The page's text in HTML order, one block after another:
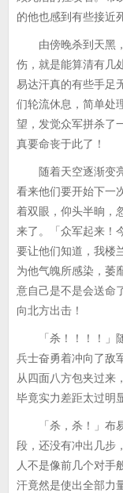
的他也感到有些接近
由傍晚杀到天黑，
伤，就是能算清有几
易达汗真的有些手足
们轮流休息，简单处
望，发觉众军拼杀了
真要命丧于此了！
随着天空逐渐变亮
看来他们要开始下一
着双眼，仰头半晌，
来了。「众军起来！
要让他们知道，我楼
为他气魄所感染，萎
意自己是不是会送命
向北方出击！
「杀！！！！」随
兵士奋勇着冲向了敌
从四面八方包夹过来
毕竟实力差距太过明
「杀，杀！」布易
段，还没有冲出几步
人不是像前几个对手
汗竟然是使出全部力